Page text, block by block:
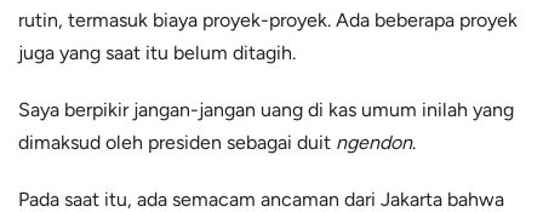
rutin, termasuk biaya proyek-proyek. Ada beberapa proyek
juga yang saat itu belum ditagih.
Saya berpikir jangan-jangan uang di kas umum inilah yang
dimaksud oleh presiden sebagai duit ngendon.
Pada saat itu, ada semacam ancaman dari Jakarta bahwa